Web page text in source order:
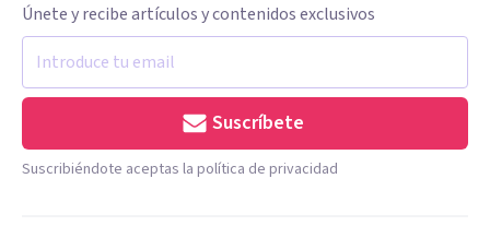
Únete y recibe artículos y contenidos exclusivos
Suscríbete
Suscribiéndote aceptas la política de privacidad